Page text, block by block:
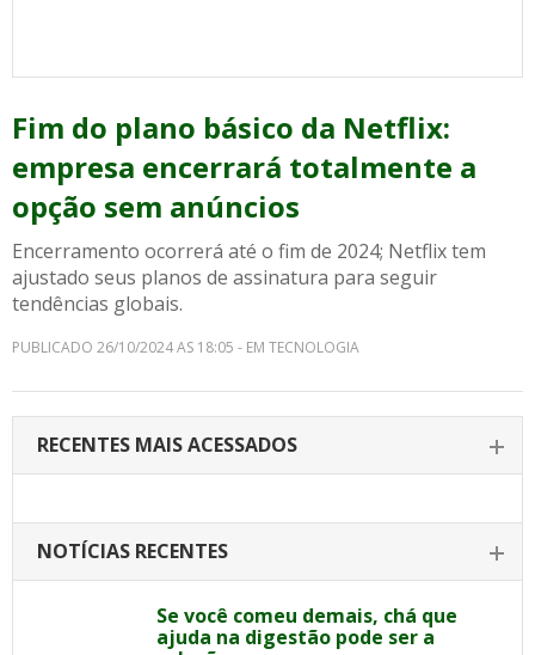
Fim do plano básico da Netflix:
empresa encerrará totalmente a
opção sem anúncios
Encerramento ocorrerá até o fim de 2024; Netflix tem
ajustado seus planos de assinatura para seguir
tendências globais.
PUBLICADO 26/10/2024 AS 18:05 - EM TECNOLOGIA
RECENTES MAIS ACESSADOS
NOTÍCIAS RECENTES
Se você comeu demais, chá que
ajuda na digestão pode ser a